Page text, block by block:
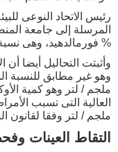
رئيس الاتحاد النوعى
% فورمالدهيد، وهى
ملجم / لتر وهو كمية
ملجم / لتر وفقا لقانون
التقاط العينات